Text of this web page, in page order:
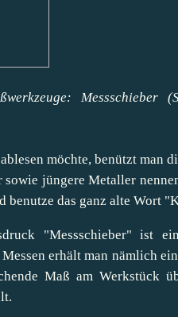
Messschieber
möchte, benützt man
jüngere Metaller
benutze das ganz alte Wort
"Messschieber" ist
erhält man nämlich
Maß am Werkstück